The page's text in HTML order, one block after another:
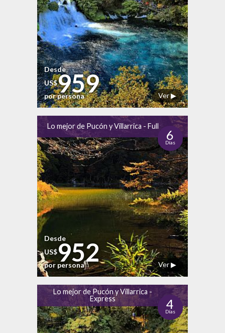
Ver ▶
Desde
US$959
por persona
Lo mejor de Pucón y Villarrica - Full
6
Días
Ver ▶
Desde
US$952
por persona
Lo mejor de Pucón y Villarrica -
Express
4
Días